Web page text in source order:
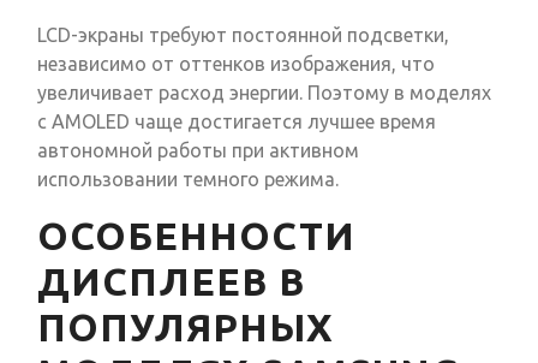
LCD-экраны требуют постоянной подсветки,
независимо от оттенков изображения, что
увеличивает расход энергии. Поэтому в моделях
с AMOLED чаще достигается лучшее время
автономной работы при активном
использовании темного режима.
ОСОБЕННОСТИ
ДИСПЛЕЕВ В
ПОПУЛЯРНЫХ